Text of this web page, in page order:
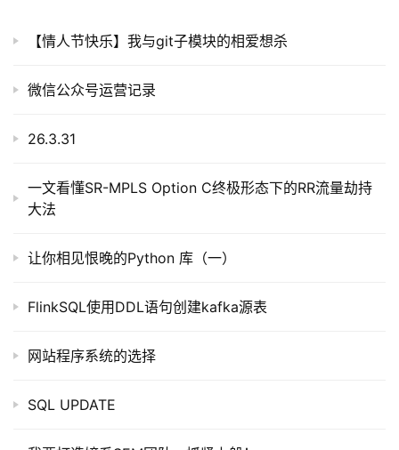
【情人节快乐】我与git子模块的相爱想杀
微信公众号运营记录
26.3.31
一文看懂SR-MPLS Option C终极形态下的RR流量劫持
大法
让你相见恨晚的Python 库（一）
FlinkSQL使用DDL语句创建kafka源表
网站程序系统的选择
SQL UPDATE